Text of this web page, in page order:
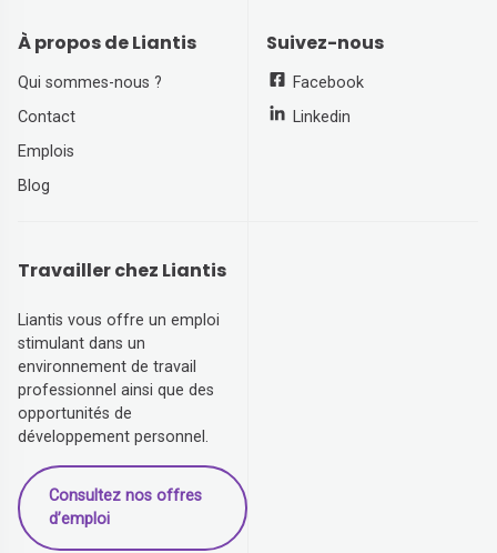
À propos de Liantis
Qui sommes-nous ?
Contact
Emplois
Blog
Suivez-nous
Facebook
Linkedin
Travailler chez Liantis
Liantis vous offre un emploi
stimulant dans un
environnement de travail
professionnel ainsi que des
opportunités de
développement personnel.
Consultez nos offres
d’emploi